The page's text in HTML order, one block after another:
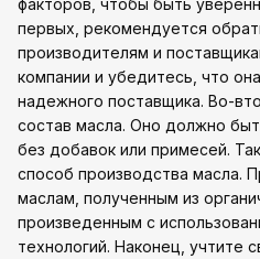
факторов, чтобы быть
первых, рекомендуется
производителям и
компании и убедитесь, что
надежного поставщика. Во-
состав масла. Оно должно
без добавок или примесей.
способ производства масла.
маслам, полученным из
произведенным с
технологий. Наконец, учтите